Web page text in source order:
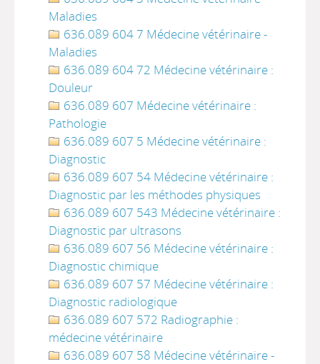
Maladies
636.089 604 7 Médecine vétérinaire -
Maladies
636.089 604 72 Médecine vétérinaire :
Douleur
636.089 607 Médecine vétérinaire :
Pathologie
636.089 607 5 Médecine vétérinaire :
Diagnostic
636.089 607 54 Médecine vétérinaire :
Diagnostic par les méthodes physiques
636.089 607 543 Médecine vétérinaire :
Diagnostic par ultrasons
636.089 607 56 Médecine vétérinaire :
Diagnostic chimique
636.089 607 57 Médecine vétérinaire :
Diagnostic radiologique
636.089 607 572 Radiographie :
médecine vétérinaire
636.089 607 58 Médecine vétérinaire -